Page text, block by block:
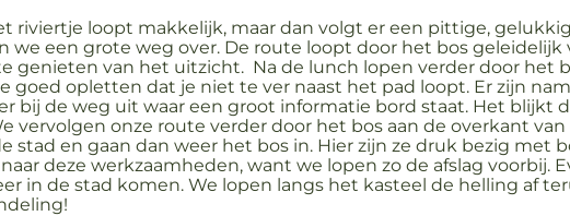
riviertje loopt makkelijk, maar dan volgt er een pittige,
we een grote weg over. De route loopt door het bos
genieten van het uitzicht. Na de lunch lopen verder door het
opletten dat je niet te ver naast het pad loopt. Er zijn
bij de weg uit waar een groot informatie bord staat. Het blijkt
vervolgen onze route verder door het bos aan de overkant
stad en gaan dan weer het bos in. Hier zijn ze druk bezig met
deze werkzaamheden, want we lopen zo de afslag voorbij.
in de stad komen. We lopen langs het kasteel de helling af